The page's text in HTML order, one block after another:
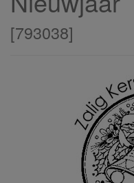
[793038]